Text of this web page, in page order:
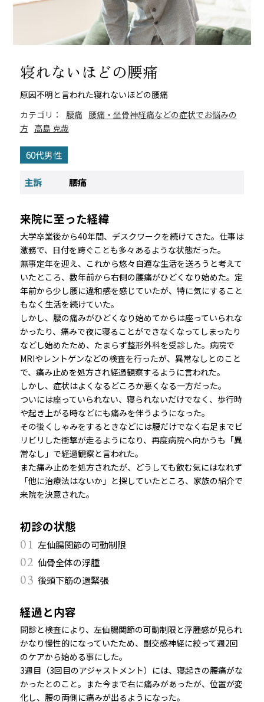
寝れないほどの腰痛
原因不明と言われた寝れないほどの腰痛
カテゴリ：
腰痛 腰痛・坐骨神経痛などの症状でお悩みの
方 高島 克哉
60代男性
主訴 腰痛
来院に至った経緯
大学卒業後から40年間、デスクワークを続けてきた。仕事は
激務で、日付を跨ぐことも多々あるような状態だった。
無事定年を迎え、これから悠々自適な生活を送ろうと考えて
いたところ、数年前から右側の腰痛がひどくなり始めた。定
年前から少し腰に違和感を感じていたが、特に気にすること
もなく生活を続けていた。
しかし、腰の痛みがひどくなり始めてからは座っていられな
かったり、痛みで夜に寝ることができなくなってしまったり
などし始めたため、たまらず整形外科を受診した。病院で
MRIやレントゲンなどの検査を行ったが、異常なしとのこと
で、痛み止めを処方され経過観察するように言われた。
しかし、症状はよくなるどころか悪くなる一方だった。
ついには座っていられない、寝られないだけでなく、歩行時
や起き上がる時などにも痛みを伴うようになった。
その後くしゃみをするときなどには腰だけでなく右足までビ
リビリした衝撃が走るようになり、再度病院へ向かうも「異
常なし」で経過観察と言われた。
また痛み止めを処方されたが、どうしても飲む気にはなれず
「他に治療法はないか」と探していたところ、家族の紹介で
来院を決意された。
初診の状態
01 左仙腸関節の可動制限
02 仙骨全体の浮腫
03 後頭下筋の過緊張
経過と内容
問診と検査により、左仙腸関節の可動制限と浮腫感が見られ
かなり慢性的になっていたため、副交感神経に絞って週2回
のケアから始める事にした。
3週目（3回目のアジャストメント）には、寝起きの腰痛がな
かったとのこと。また今まで右に痛みがあったが、位置が変
化し、腰の両側に痛みが出るようになった。